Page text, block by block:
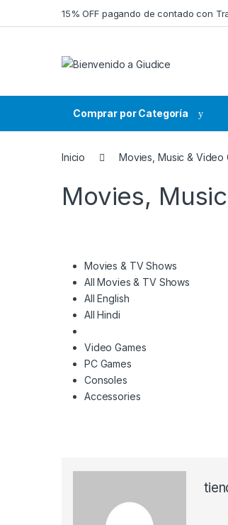
15% OFF pagando de contado con
Comprar por Categoría
Inicio Movies, Music & Video
Movies,
Movies & TV Shows
All Movies & TV Shows
All English
All Hindi
Video Games
PC Games
Consoles
Accessories